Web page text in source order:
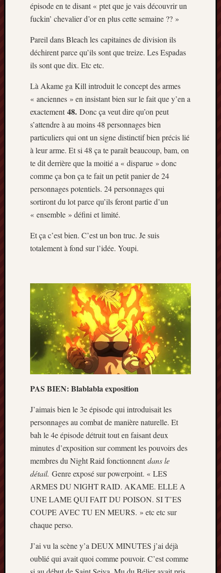
épisode en te disant « ptet que je vais découvrir un
fuckin’ chevalier d’or en plus cette semaine ?? »
Pareil dans Bleach les capitaines de division ils
déchirent parce qu’ils sont que treize. Les Espadas
ils sont que dix. Etc etc.
Là Akame ga Kill introduit le concept des armes
« anciennes » en insistant bien sur le fait que y’en a
exactement 48. Donc ça veut dire qu’on peut
s’attendre à au moins 48 personnages bien
particuliers qui ont un signe distinctif bien précis lié
à leur arme. Et si 48 ça te paraît beaucoup, bam, on
te dit derrière que la moitié a « disparue » donc
comme ça bon ça te fait un petit panier de 24
personnages potentiels. 24 personnages qui
sortiront du lot parce qu’ils feront partie d’un
« ensemble » défini et limité.
Et ça c’est bien. C’est un bon truc. Je suis
totalement à fond sur l’idée. Youpi.
PAS BIEN: Blablabla exposition
J’aimais bien le 3e épisode qui introduisait les
personnages au combat de manière naturelle. Et
bah le 4e épisode détruit tout en faisant deux
minutes d’exposition sur comment les pouvoirs des
membres du Night Raid fonctionnent dans le
détail. Genre exposé sur powerpoint. « LES
ARMES DU NIGHT RAID. AKAME. ELLE A
UNE LAME QUI FAIT DU POISON. SI T’ES
COUPE AVEC TU EN MEURS. » etc etc sur
chaque perso.
J’ai vu la scène y’a DEUX MINUTES j’ai déjà
oublié qui avait quoi comme pouvoir. C’est comme